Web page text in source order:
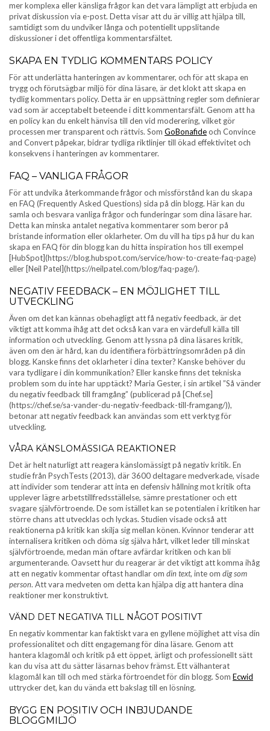
mer komplexa eller känsliga frågor kan det vara lämpligt att erbjuda en
privat diskussion via e-post. Detta visar att du är villig att hjälpa till,
samtidigt som du undviker långa och potentiellt uppslitande
diskussioner i det offentliga kommentarsfältet.
SKAPA EN TYDLIG KOMMENTARS POLICY
För att underlätta hanteringen av kommentarer, och för att skapa en
trygg och förutsägbar miljö för dina läsare, är det klokt att skapa en
tydlig kommentars policy. Detta är en uppsättning regler som definierar
vad som är acceptabelt beteende i ditt kommentarsfält. Genom att ha
en policy kan du enkelt hänvisa till den vid moderering, vilket gör
processen mer transparent och rättvis. Som GoBonafideoch Convince
and Convert påpekar, bidrar tydliga riktlinjer till ökad effektivitet och
konsekvens i hanteringen av kommentarer.
FAQ – VANLIGA FRÅGOR
För att undvika återkommande frågor och missförstånd kan du skapa
en FAQ (Frequently Asked Questions) sida på din blogg. Här kan du
samla och besvara vanliga frågor och funderingar som dina läsare har.
Detta kan minska antalet negativa kommentarer som beror på
bristande information eller oklarheter. Om du vill ha tips på hur du kan
skapa en FAQ för din blogg kan du hitta inspiration hos till exempel
[HubSpot](https://blog.hubspot.com/service/how-to-create-faq-page)
eller [Neil Patel](https://neilpatel.com/blog/faq-page/).
NEGATIV FEEDBACK – EN MÖJLIGHET TILL
UTVECKLING
Även om det kan kännas obehagligt att få negativ feedback, är det
viktigt att komma ihåg att det också kan vara en värdefull källa till
information och utveckling. Genom att lyssna på dina läsares kritik,
även om den är hård, kan du identifiera förbättringsområden på din
blogg. Kanske finns det oklarheter i dina texter? Kanske behöver du
vara tydligare i din kommunikation? Eller kanske finns det tekniska
problem som du inte har upptäckt? Maria Gester, i sin artikel ”Så vänder
du negativ feedback till framgång” (publicerad på [Chef.se]
(https://chef.se/sa-vander-du-negativ-feedback-till-framgang/)),
betonar att negativ feedback kan användas som ett verktyg för
utveckling.
VÅRA KÄNSLOMÄSSIGA REAKTIONER
Det är helt naturligt att reagera känslomässigt på negativ kritik. En
studie från PsychTests (2013), där 3600 deltagare medverkade, visade
att individer som tenderar att inta en defensiv hållning mot kritik ofta
upplever lägre arbetstillfredsställelse, sämre prestationer och ett
svagare självförtroende. De som istället kan se potentialen i kritiken har
större chans att utvecklas och lyckas. Studien visade också att
reaktionerna på kritik kan skilja sig mellan könen. Kvinnor tenderar att
internalisera kritiken och döma sig själva hårt, vilket leder till minskat
självförtroende, medan män oftare avfärdar kritiken och kan bli
argumenterande. Oavsett hur du reagerar är det viktigt att komma ihåg
att en negativ kommentar oftast handlar om din text, inte om dig som
person. Att vara medveten om detta kan hjälpa dig att hantera dina
reaktioner mer konstruktivt.
VÄND DET NEGATIVA TILL NÅGOT POSITIVT
En negativ kommentar kan faktiskt vara en gyllene möjlighet att visa din
professionalitet och ditt engagemang för dina läsare. Genom att
hantera klagomål och kritik på ett öppet, ärligt och professionellt sätt
kan du visa att du sätter läsarnas behov främst. Ett välhanterat
klagomål kan till och med stärka förtroendet för din blogg. Som Ecwid
uttrycker det, kan du vända ett bakslag till en lösning.
BYGG EN POSITIV OCH INBJUDANDE
BLOGGMILJÖ